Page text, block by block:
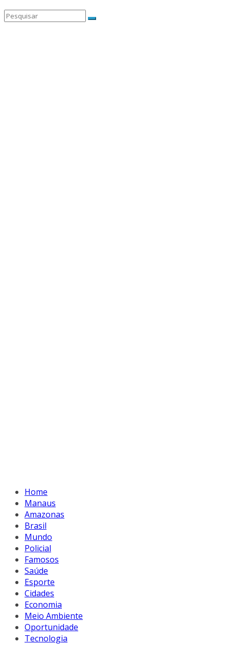
Home
Manaus
Amazonas
Brasil
Mundo
Policial
Famosos
Saúde
Esporte
Cidades
Economia
Meio Ambiente
Oportunidade
Tecnologia